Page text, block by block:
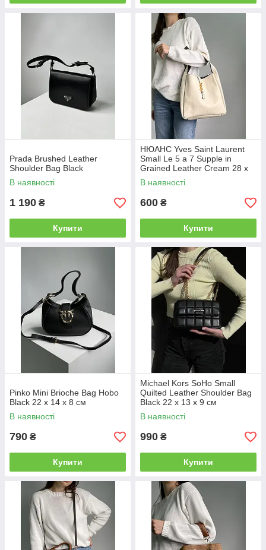
Prada Brushed Leather
Shoulder Bag Black
В наявності
1 190 ₴
Купити
НЮАНС Yves Saint Laurent
Small Le 5 a 7 Supple in
Grained Leather Cream 28 х
28 х 8 см
В наявності
600 ₴
Купити
Pinko Mini Brioche Bag Hobo
Black 22 x 14 x 8 см
В наявності
790 ₴
Купити
Michael Kors SoHo Small
Quilted Leather Shoulder Bag
Black 22 х 13 х 9 см
В наявності
990 ₴
Купити